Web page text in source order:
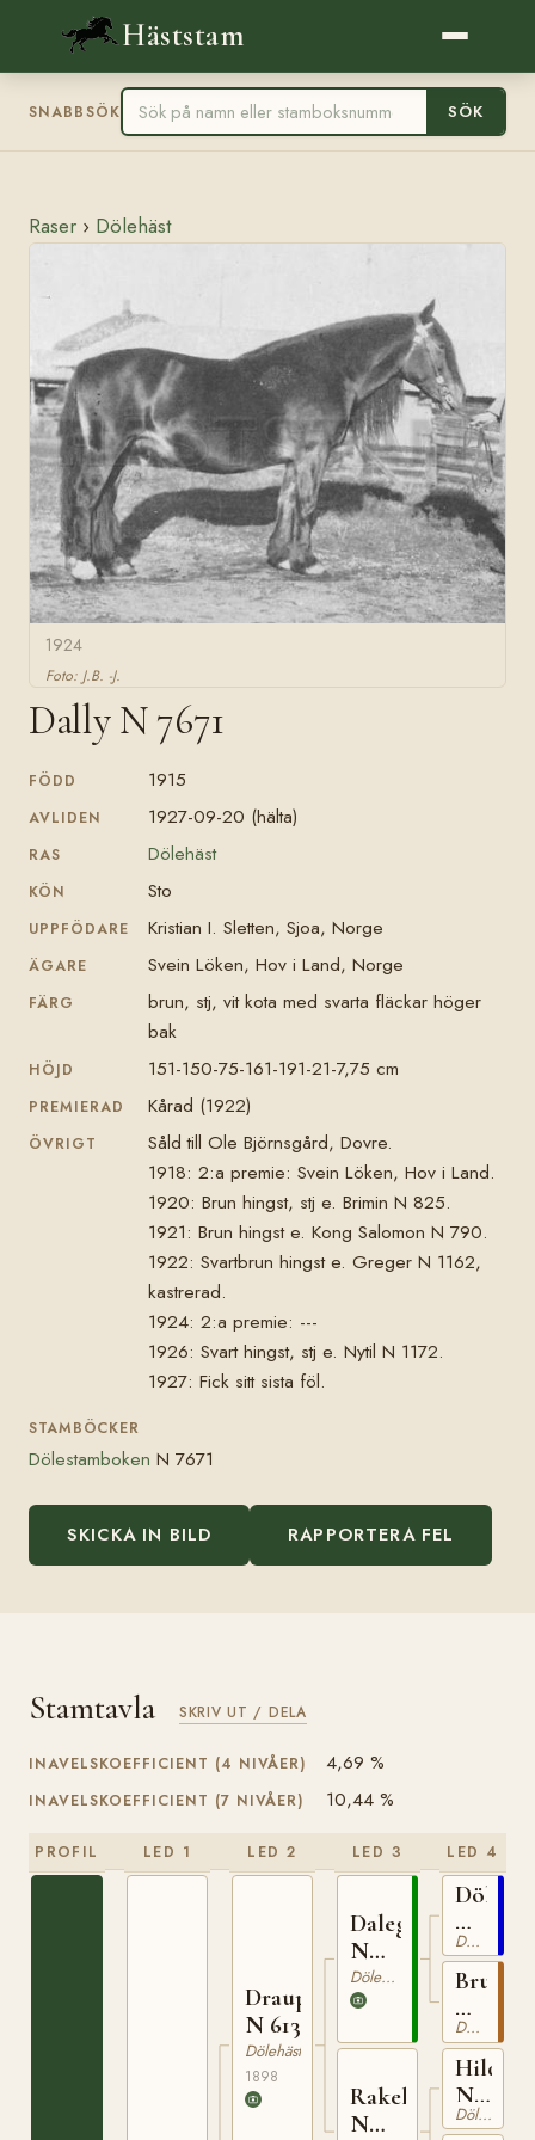
Häststam
SNABBSÖK SÖK
Raser › Dölehäst
1924
Foto: J.B. -J.
Dally N 7671
FÖDD 1915
AVLIDEN 1927-09-20 (hälta)
RAS Dölehäst
KÖN Sto
UPPFÖDARE Kristian I. Sletten, Sjoa, Norge
ÄGARE Svein Löken, Hov i Land, Norge
FÄRG
brun, stj, vit kota med svarta fläckar höger
bak
HÖJD 151-150-75-161-191-21-7,75 cm
PREMIERAD Kårad (1922)
ÖVRIGT
Såld till Ole Björnsgård, Dovre.
1918: 2:a premie: Svein Löken, Hov i Land.
1920: Brun hingst, stj e. Brimin N 825.
1921: Brun hingst e. Kong Salomon N 790.
1922: Svartbrun hingst e. Greger N 1162,
kastrerad.
1924: 2:a premie: ---
1926: Svart hingst, stj e. Nytil N 1172.
1927: Fick sitt sista föl.
STAMBÖCKER
Dölestamboken N 7671
SKICKA IN BILD RAPPORTERA FEL
Stamtavla SKRIV UT / DELA
INAVELSKOEFFICIENT (4 NIVÅER) 4,69 %
INAVELSKOEFFICIENT (7 NIVÅER) 10,44 %
PROFIL LED 1 LED 2
Draupner
N 613
Dölehäst
1898
LED 3
Dalegudbrand
N
446Dölehäst
Rakel
N
LED 4
N
169
Dölehäst
Bruna
N
111
Dölehäst
Hilding
N
427
Dölehäst